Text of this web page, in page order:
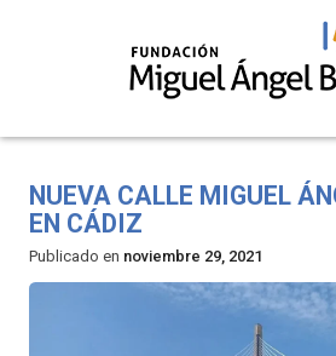
NUEVA CALLE MIGUEL
EN CÁDIZ
Publicado en noviembre 29, 2021